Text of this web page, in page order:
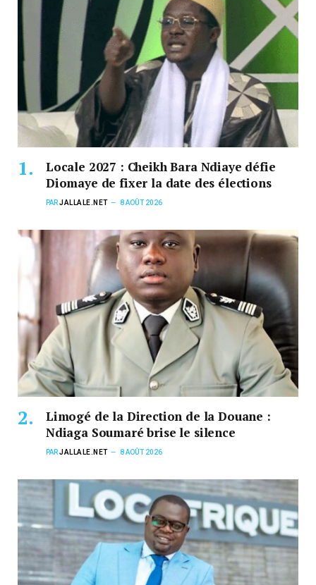
Locale 2027 : Cheikh Bara Ndiaye défie
Diomaye de fixer la date des élections
PARJALLALE.NET 8 AOÛT 2026
Limogé de la Direction de la Douane :
Ndiaga Soumaré brise le silence
PARJALLALE.NET 8 AOÛT 2026